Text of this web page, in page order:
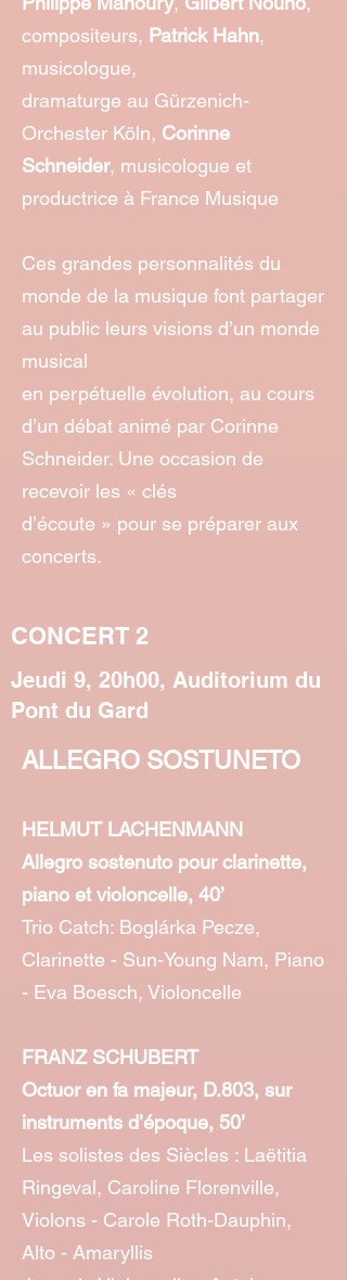
compositeurs, Patrick Hahn,
musicologue,
dramaturge au Gürzenich-
Orchester Köln, Corinne
Schneider, musicologue et
productrice à France Musique
Ces grandes personnalités du
monde de la musique font partager
au public leurs visions d’un monde
musical
en perpétuelle évolution, au cours
d’un débat animé par Corinne
Schneider. Une occasion de
recevoir les « clés
d’écoute » pour se préparer aux
concerts.
CONCERT 2
Jeudi 9, 20h00, Auditorium du
Pont du Gard
ALLEGRO SOSTUNETO
HELMUT LACHENMANN
Allegro sostenuto pour clarinette,
piano et violoncelle, 40’
Trio Catch: Boglárka Pecze,
Clarinette - Sun-Young Nam, Piano
- Eva Boesch, Violoncelle
FRANZ SCHUBERT
Octuor en fa majeur, D.803, sur
instruments d’époque, 50’
Les solistes des Siècles : Laëtitia
Ringeval, Caroline Florenville,
Violons - Carole Roth-Dauphin,
Alto - Amaryllis